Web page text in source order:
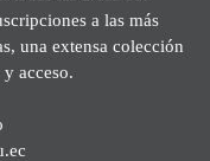
a las más
una extensa colección
acceso.